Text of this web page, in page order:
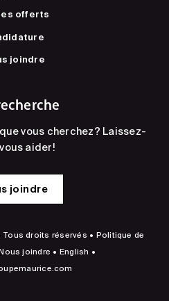
offerts
joindre
vous cherchez? Laissez-
aider!
joindre
droits réservés • Politique de
joindre • English •